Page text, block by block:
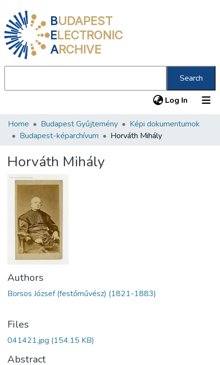
BUDAPEST
ELECTRONIC
ARCHIVE
Search
Log In (current)
Communities & Collections
Statistics
About us
Home Budapest Gyűjtemény
Képi dokumentumok
Budapest-képarchívum
Horváth Mihály
Horváth Mihály
Authors
Borsos József (festőművész) (1821-1883)
Files
041421.jpg (154.15 KB)
Abstract